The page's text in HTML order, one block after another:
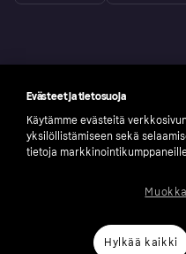
number: 556737-0431
Evästeet ja tietosuoja
Käytämme evästeitä
yksilöllistämiseen sekä
tietoja
Hylkää kaikki